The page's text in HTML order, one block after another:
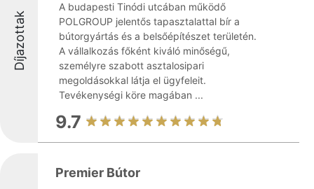
Díjazottak
A budapesti Tinódi utcában működő
POLGROUP jelentős tapasztalattal bír a
bútorgyártás és a belsőépítészet területén.
A vállalkozás főként kiváló minőségű,
személyre szabott asztalosipari
megoldásokkal látja el ügyfeleit.
Tevékenységi köre magában ...
9.7
Premier Bútor